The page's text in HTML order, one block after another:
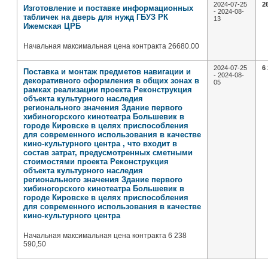
Изготовление и поставке информационных
табличек на дверь для нужд ГБУЗ РК
Ижемская ЦРБ
Начальная максимальная цена контракта 26680.00
2024-07-25
- 2024-08-
13
Поставка и монтаж предметов навигации и
декоративного оформления в общих зонах в
рамках реализации проекта Реконструкция
объекта культурного наследия
регионального значения Здание первого
хибиногорского кинотеатра Большевик в
городе Кировске в целях приспособления
для современного использования в качестве
кино-культурного центра , что входит в
состав затрат, предусмотренных сметными
стоимостями проекта Реконструкция
объекта культурного наследия
регионального значения Здание первого
хибиногорского кинотеатра Большевик в
городе Кировске в целях приспособления
для современного использования в качестве
кино-культурного центра
Начальная максимальная цена контракта 6 238
590,50
2024-07-25
- 2024-08-
05
6